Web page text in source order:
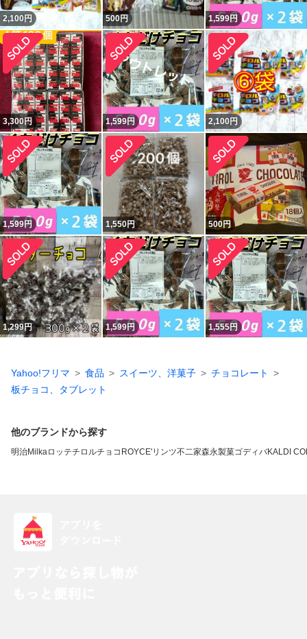
2,100 円 500円 1,599円
3,300円 1,599円 2,100円
1,599円 1,550円 500円
1,299円 1,599円 1,555円
Yahoo!フリマ 食品 スイーツ、洋菓子
チョコレート
板チョコ、タブレット
他のブランドから探す
明治Milkaロッテチロルチョコ ROYCE'リンツ不二家森永製菓ゴディバKALDI